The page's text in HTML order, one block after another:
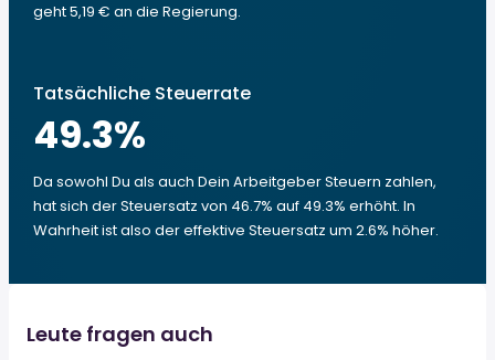
geht 5,19 € an die Regierung.
Tatsächliche Steuerrate
49.3%
Da sowohl Du als auch Dein Arbeitgeber Steuern zahlen,
hat sich der Steuersatz von 46.7% auf 49.3% erhöht. In
Wahrheit ist also der effektive Steuersatz um 2.6% höher.
Leute fragen auch